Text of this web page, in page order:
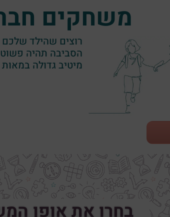
משחקים
רוצים שהילד שלכם
הסביבה תהיה
מיטיב גדולה
בחרו את אופן